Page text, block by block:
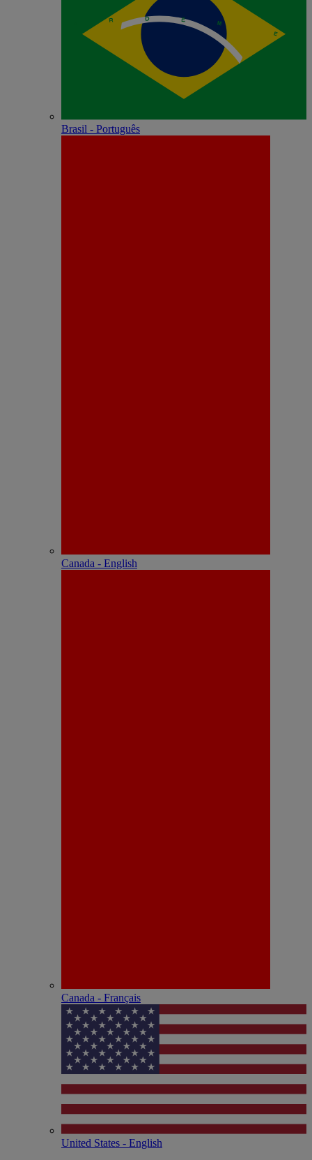
Brasil - Português
Canada - English
Canada - Français
United States - English